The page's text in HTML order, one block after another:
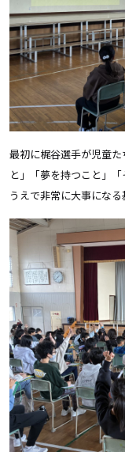
最初に梶谷選手が児童
と」「夢を持つこと」
うえで非常に大事になる